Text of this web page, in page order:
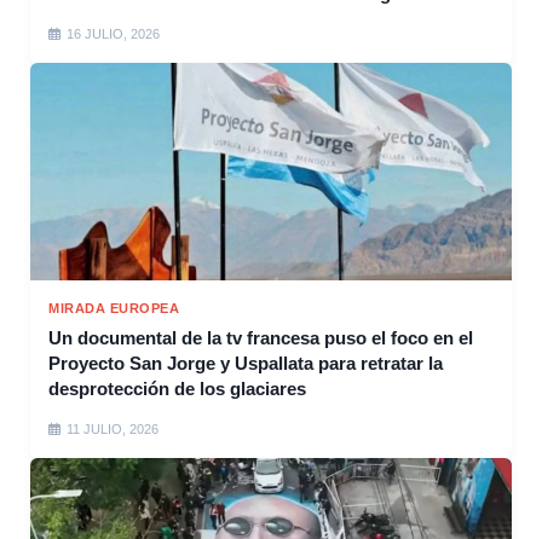
16 JULIO, 2026
MIRADA EUROPEA
Un documental de la tv francesa puso el foco en el
Proyecto San Jorge y Uspallata para retratar la
desprotección de los glaciares
11 JULIO, 2026